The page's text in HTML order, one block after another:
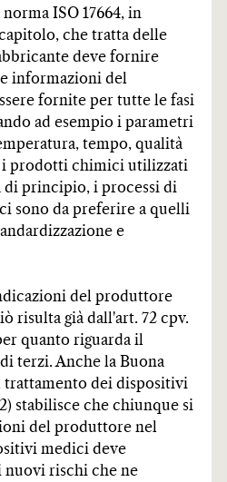
ISO 17664, in
che tratta delle
deve fornire
informazioni del
fornite per tutte le fasi
ad esempio i parametri
tempo, qualità
i prodotti chimici utilizzati
di principio, i processi di
sono da preferire a quelli
e
del produttore
risulta già dall'art. 72 cpv.
quanto riguarda il
terzi. Anche la Buona
trattamento dei dispositivi
stabilisce che chiunque si
del produttore nel
medici deve
nuovi rischi che ne